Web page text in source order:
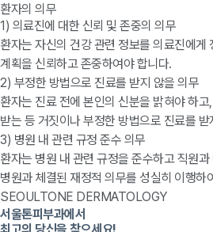
환자의 의무
1) 의료진에 대한 신뢰 및 존중의 의무
환자는 자신의 건강 관련 정보를 의료진에게
계획을 신뢰하고 존중하여야 합니다.
2) 부정한 방법으로 진료를 받지 않을 의무
환자는 진료 전에 본인의 신분을 밝혀야 하
받는 등 거짓이나 부정한 방법으로 진료를
3) 병원 내 관련 규정 준수 의무
환자는 병원 내 관련 규정을 준수하고 직원과
병원과 체결된 재정적 의무를 성실히 이행하
SEOULTONE DERMATOLOGY
서울톤피부과에서